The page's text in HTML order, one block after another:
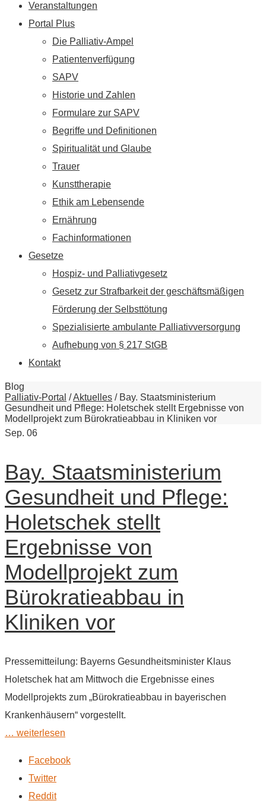
Veranstaltungen
Portal Plus
Die Palliativ-Ampel
Patientenverfügung
SAPV
Historie und Zahlen
Formulare zur SAPV
Begriffe und Definitionen
Spiritualität und Glaube
Trauer
Kunsttherapie
Ethik am Lebensende
Ernährung
Fachinformationen
Gesetze
Hospiz- und Palliativgesetz
Gesetz zur Strafbarkeit der geschäftsmäßigen
Förderung der Selbsttötung
Spezialisierte ambulante Palliativversorgung
Aufhebung von § 217 StGB
Kontakt
Blog
Palliativ-Portal /Aktuelles / Bay. Staatsministerium
Gesundheit und Pflege: Holetschek stellt Ergebnisse von
Modellprojekt zum Bürokratieabbau in Kliniken vor
Sep. 06
Bay. Staatsministerium
Gesundheit und Pflege:
Holetschek stellt
Ergebnisse von
Modellprojekt zum
Bürokratieabbau in
Kliniken vor
Pressemitteilung: Bayerns Gesundheitsminister Klaus
Holetschek hat am Mittwoch die Ergebnisse eines
Modellprojekts zum „Bürokratieabbau in bayerischen
Krankenhäusern“ vorgestellt.
… weiterlesen
Facebook
Twitter
Reddit